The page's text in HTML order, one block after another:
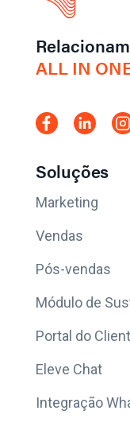
ALL IN
Soluções
Marketing
Vendas
Pós-vendas
Módulo de
Portal do
Eleve Chat
Integração